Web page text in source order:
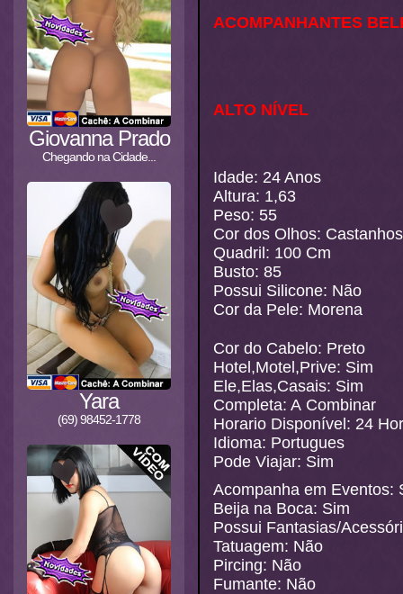
Giovanna Prado
Chegando na Cidade...
Yara
(69) 98452-1778
ACOMPANHANTES
ALTO NÍVEL
Idade: 24 Anos
Altura: 1,63
Peso: 55
Cor dos Olhos:
Quadril: 100 Cm
Busto: 85
Possui Silicone: Não
Cor da Pele: Morena
Cor do Cabelo: Preto
Hotel,Motel,Prive: Sim
Ele,Elas,Casais: Sim
Completa: A Combinar
Horario Disponível: 24
Idioma: Portugues
Pode Viajar: Sim
Acompanha em Eventos:
Beija na Boca: Sim
Possui Fantasias/
Tatuagem: Não
Pircing: Não
Fumante: Não